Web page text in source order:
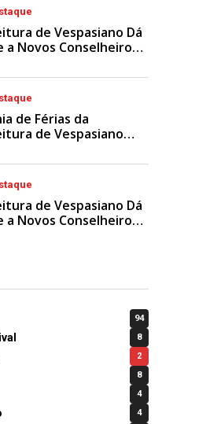
de Vespasiano Dá
a Novos Conselheiros
de Férias da
de Vespasiano
e Lazer
de Vespasiano Dá
a Novos Conselheiros
94
8
2
8
4
4